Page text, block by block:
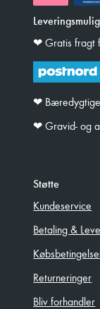
❤︎ Gratis fragt
❤︎
❤︎ Gravid- og
Støtte
Kundeservice
Betaling &
Returneringer
Bliv forhandler